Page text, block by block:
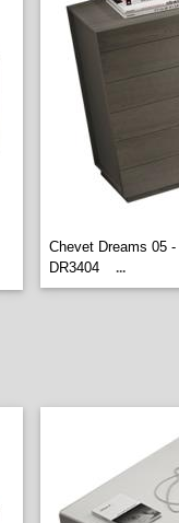
Chevet Dreams 05 -
DR3404
...